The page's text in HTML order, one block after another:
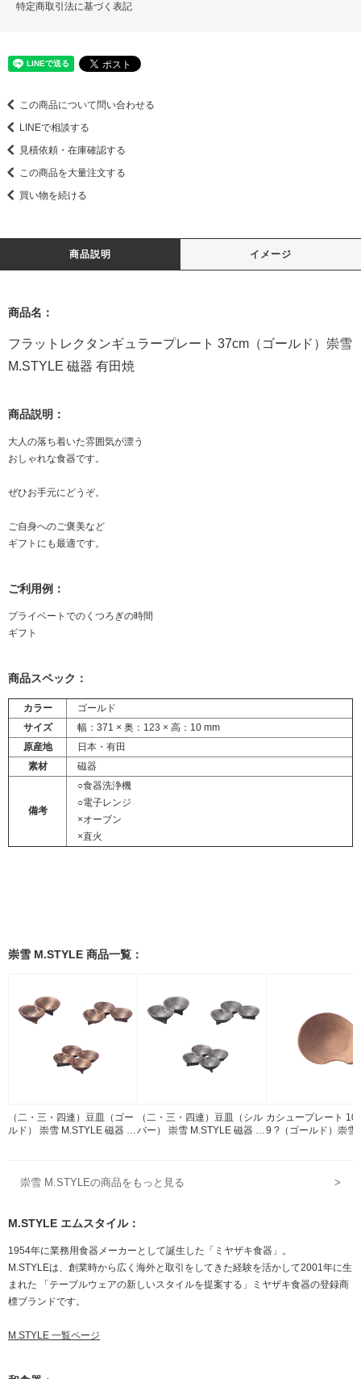
特定商取引法に基づく表記
この商品について問い合わせる
LINEで相談する
見積依頼・在庫確認する
この商品を大量注文する
買い物を続ける
商品説明 イメージ
商品名：
フラットレクタンギュラープレート 37cm（ゴールド）崇雪
M.STYLE 磁器 有田焼
商品説明：
大人の落ち着いた雰囲気が漂う
おしゃれな食器です。
ぜひお手元にどうぞ。
ご自身へのご褒美など
ギフトにも最適です。
ご利用例：
プライベートでのくつろぎの時間
ギフト
商品スペック：
カラー
ゴールド
サイズ
幅：371 × 奥：123 × 高：10 mm
原産地
日本・有田
素材
磁器
備考
○食器洗浄機
○電子レンジ
×オーブン
×直火
崇雪 M.STYLE 商品一覧：
（二・三・四連）豆皿（ゴー
ルド） 崇雪 M.STYLE 磁器 有
（二・三・四連）豆皿（シル
バー） 崇雪 M.STYLE 磁器 有
カシュープレート 10
9 ?（ゴールド）崇雪
崇雪 M.STYLEの商品をもっと見る >
M.STYLE エムスタイル：
1954年に業務用食器メーカーとして誕生した「ミヤザキ食器」。
M.STYLEは、創業時から広く海外と取引をしてきた経験を活かして2001年に生
まれた 「テーブルウェアの新しいスタイルを提案する」ミヤザキ食器の登録商
標ブランドです。
M.STYLE 一覧ページ